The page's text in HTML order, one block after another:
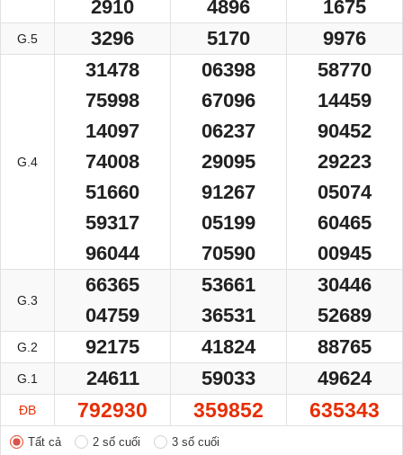
2910
4896
1675
G.5 3296 5170 9976
G.4
31478
75998
14097
74008
51660
59317
96044
06398
67096
06237
29095
91267
05199
70590
58770
14459
90452
29223
05074
60465
00945
G.3
66365
04759
53661
36531
30446
52689
G.2 92175 41824 88765
G.1 24611 59033 49624
ĐB 792930 359852 635343
Tất cả 2 số cuối 3 số cuối